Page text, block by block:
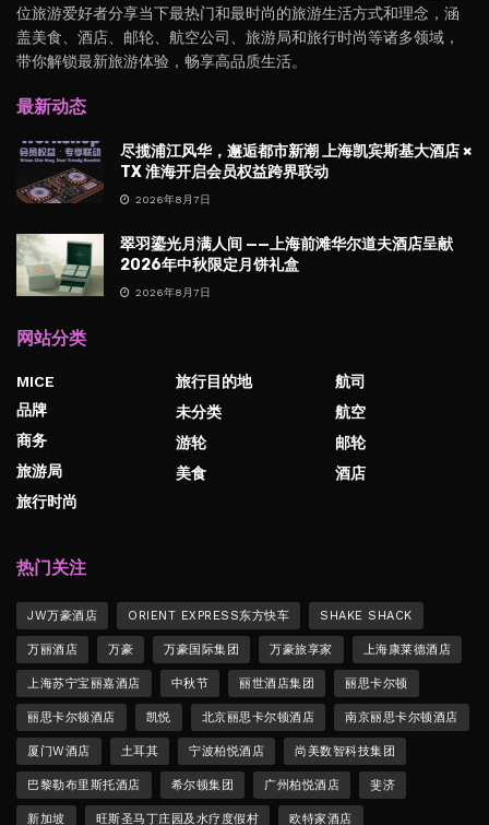
位旅游爱好者分享当下最热门和最时尚的旅游生活方式和理念，涵
盖美食、酒店、邮轮、航空公司、旅游局和旅行时尚等诸多领域，
带你解锁最新旅游体验，畅享高品质生活。
最新动态
尽揽浦江风华，邂逅都市新潮 上海凯宾斯基大酒店 ×
TX 淮海开启会员权益跨界联动
2026年8月7日
翠羽鎏光月满人间 ——上海前滩华尔道夫酒店呈献
2026年中秋限定月饼礼盒
2026年8月7日
网站分类
MICE
品牌
商务
旅游局
旅行时尚
旅行目的地
未分类
游轮
美食
航司
航空
邮轮
酒店
热门关注
JW万豪酒店 ORIENT EXPRESS东方快车 SHAKE SHACK
万丽酒店 万豪 万豪国际集团 万豪旅享家 上海康莱德酒店
上海苏宁宝丽嘉酒店 中秋节 丽世酒店集团 丽思卡尔顿
丽思卡尔顿酒店 凯悦 北京丽思卡尔顿酒店 南京丽思卡尔顿酒店
厦门W酒店 土耳其 宁波柏悦酒店 尚美数智科技集团
巴黎勒布里斯托酒店 希尔顿集团 广州柏悦酒店 斐济
新加坡 旺斯圣马丁庄园及水疗度假村 欧特家酒店